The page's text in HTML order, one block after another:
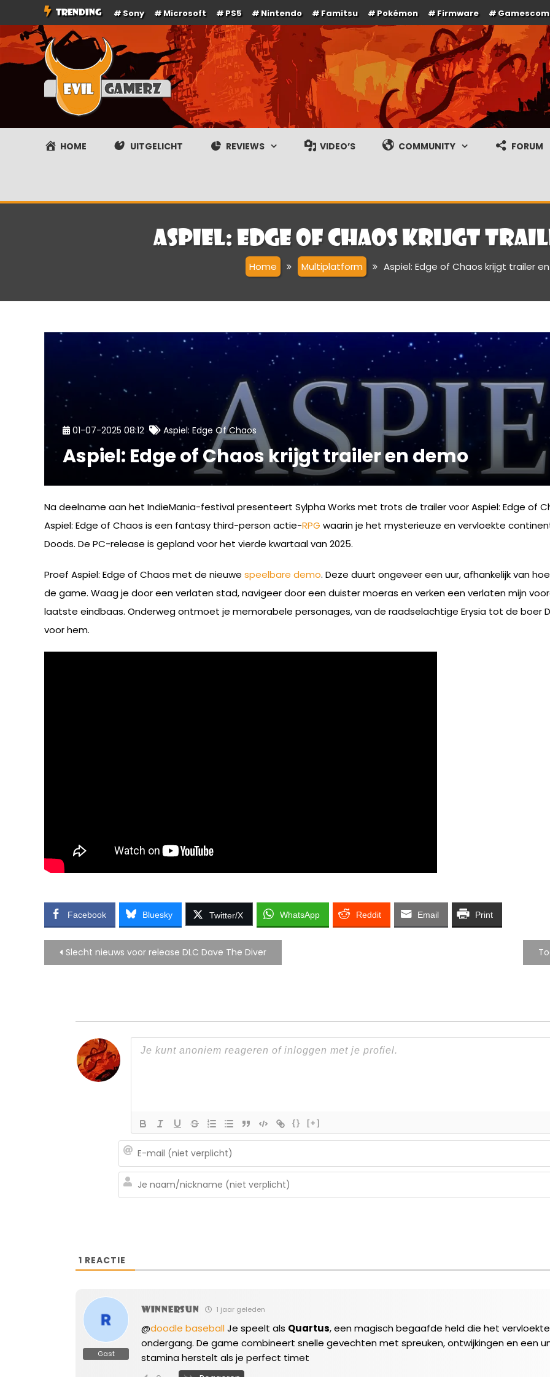
naar
de
TRENDING Sony Microsoft PS5 Nintendo Famitsu Pokémon Firmware Gamescom
Evilgamerz
Het meest interessante game nieuws, reviews, coverage en gameplay streams
HOME UITGELICHT REVIEWS VIDEO’S COMMUNITY FORUM
Aspiel: Edge of Chaos krijgt
Home Multiplatform Aspiel: Edge of Chaos krijgt trailer
01-07-2025 08:12 Aspiel: Edge Of Chaos
Aspiel: Edge of Chaos krijgt trailer en demo
Na deelname aan het IndieMania-festival presenteert Sylpha Works met trots de trailer voor Aspiel: Edge of
Aspiel: Edge of Chaos is een fantasy third-person actie-RPG waarin je het mysterieuze en vervloekte
Doods. De PC-release is gepland voor het vierde kwartaal van 2025.
Proef Aspiel: Edge of Chaos met de nieuwe speelbare demo. Deze duurt ongeveer een uur, afhankelijk van
de game. Waag je door een verlaten stad, navigeer door een duister moeras en verken een verlaten mijn
laatste eindbaas. Onderweg ontmoet je memorabele personages, van de raadselachtige Erysia tot de boer
voor hem.
Facebook Bluesky Twitter/X WhatsApp Reddit Email Print
Bericht
Slecht nieuws voor release DLC Dave The Diver
{} [+]
1 REACTIE
Gast
winnersun 1 jaar geleden
@doodle baseballJe speelt als Quartus, een magisch begaafde held die het
ondergang. De game combineert snelle gevechten met spreuken, ontwijkingen en een
stamina herstelt als je perfect timet